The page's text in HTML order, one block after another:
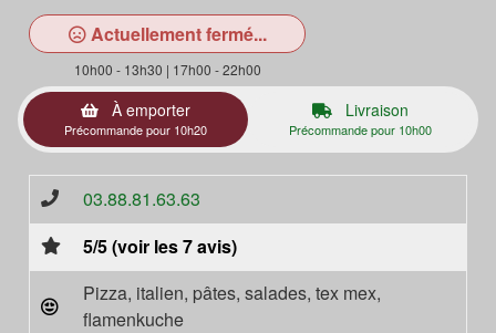
Actuellement fermé...
10h00 - 13h30 | 17h00 - 22h00
À emporter
Précommande pour 10h20
Livraison
Précommande pour 10h00
03.88.81.63.63
5/5 (voir les 7 avis)
Pizza, italien, pâtes, salades, tex mex,
flamenkuche